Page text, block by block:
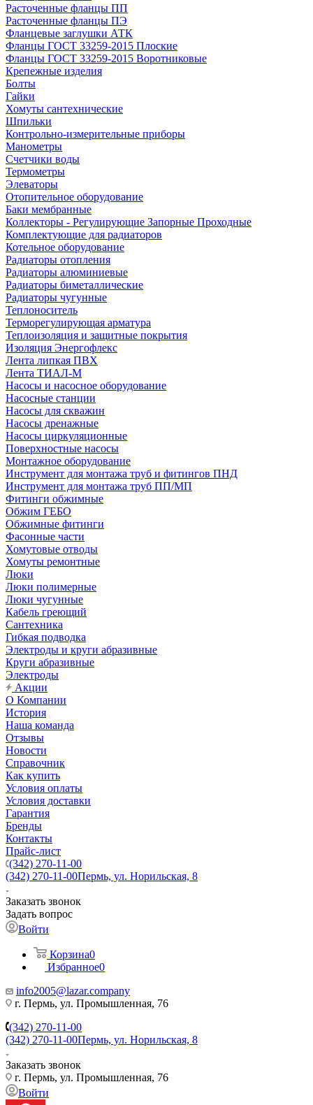
Расточенные фланцы ПП
Расточенные фланцы ПЭ
Фланцевые заглушки АТК
Фланцы ГОСТ 33259-2015 Плоские
Фланцы ГОСТ 33259-2015 Воротниковые
Крепежные изделия
Болты
Гайки
Хомуты сантехнические
Шпильки
Контрольно-измерительные приборы
Манометры
Счетчики воды
Термометры
Элеваторы
Отопительное оборудование
Баки мембранные
Коллекторы - Регулирующие Запорные Проходные
Комплектующие для радиаторов
Котельное оборудование
Радиаторы отопления
Радиаторы алюминиевые
Радиаторы биметаллические
Радиаторы чугунные
Теплоноситель
Терморегулирующая арматура
Теплоизоляция и защитные покрытия
Изоляция Энергофлекс
Лента липкая ПВХ
Лента ТИАЛ-М
Насосы и насосное оборудование
Насосные станции
Насосы для скважин
Насосы дренажные
Насосы циркуляционные
Поверхностные насосы
Монтажное оборудование
Инструмент для монтажа труб и фитингов ПНД
Инструмент для монтажа труб ПП/МП
Фитинги обжимные
Обжим ГЕБО
Обжимные фитинги
Фасонные части
Хомутовые отводы
Хомуты ремонтные
Люки
Люки полимерные
Люки чугунные
Кабель греющий
Сантехника
Гибкая подводка
Электроды и круги абразивные
Круги абразивные
Электроды
Акции
О Компании
История
Наша команда
Отзывы
Новости
Справочник
Как купить
Условия оплаты
Условия доставки
Гарантия
Бренды
Контакты
Прайс-лист
(342) 270-11-00
(342) 270-11-00Пермь, ул. Норильская, 8
Заказать звонок
Задать вопрос
Войти
Корзина0
Избранное0
info2005@lazar.company
г. Пермь, ул. Промышленная, 76
(342) 270-11-00
(342) 270-11-00Пермь, ул. Норильская, 8
Заказать звонок
г. Пермь, ул. Промышленная, 76
Войти